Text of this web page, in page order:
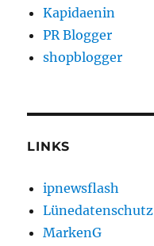
Kapidaenin
PR Blogger
shopblogger
LINKS
ipnewsflash
Lünedatenschutz
MarkenG